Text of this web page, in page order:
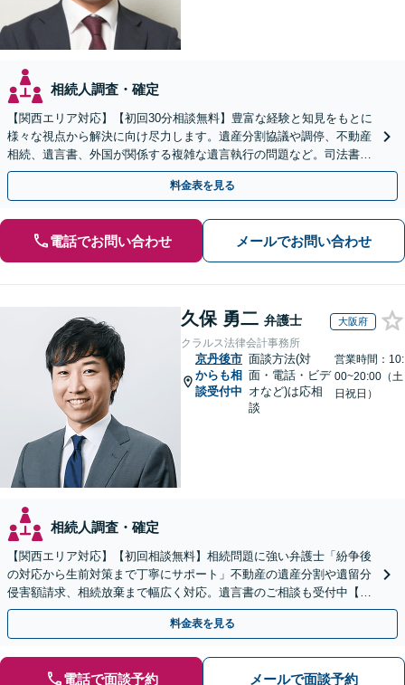
相続人調査・確定
【関西エリア対応】【初回30分相談無料】豊富な経験と知見をもとに
様々な視点から解決に向け尽力します。遺産分割協議や調停、不動産
相続、遺言書、外国が関係する複雑な遺言執行の問題など。司法書士
や税理士とも連携し、円滑な解決を【オンライン面談可】
料金表を見る
電話でお問い合わせ メールでお問い合わせ
久保 勇二 弁護士 大阪府
クラルス法律会計事務所
京丹後市
からも相
談受付中
面談方法(対
面・電話・ビデ
オなど)は応相
談
営業時間：10:
00~20:00（土
日祝日）
相続人調査・確定
【関西エリア対応】【初回相談無料】相続問題に強い弁護士「紛争後
の対応から生前対策まで丁寧にサポート」不動産の遺産分割や遺留分
侵害額請求、相続放棄まで幅広く対応。遺言書のご相談も受付中【夜
間・休日面談可】【WEB面談】【完全個室】
料金表を見る
電話で面談予約 メールで面談予約